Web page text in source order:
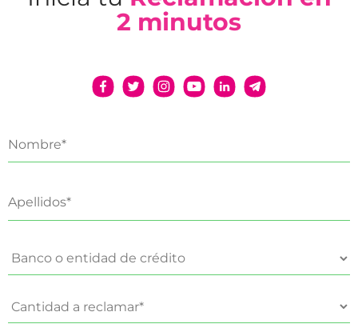
2 minutos